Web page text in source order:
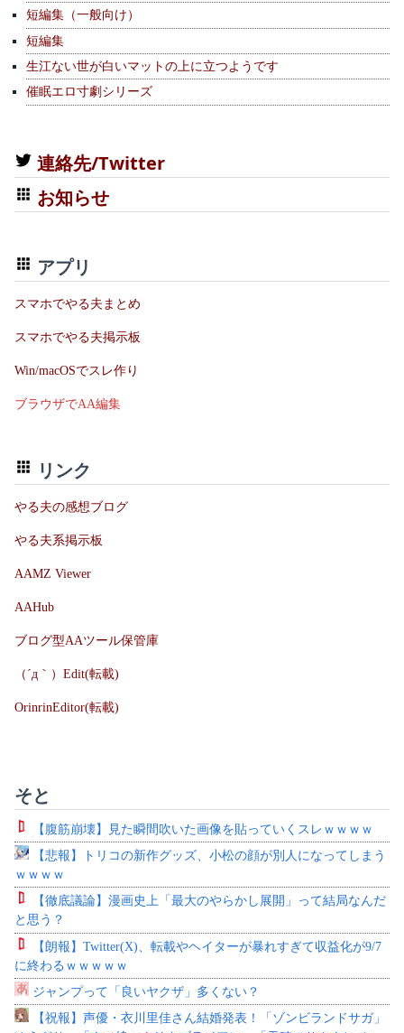
短編集（一般向け）
短編集
生江ない世が白いマットの上に立つようです
催眠エロ寸劇シリーズ
連絡先/Twitter
お知らせ
アプリ
スマホでやる夫まとめ
スマホでやる夫掲示板
Win/macOSでスレ作り
ブラウザでAA編集
リンク
やる夫の感想ブログ
やる夫系掲示板
AAMZ Viewer
AAHub
ブログ型AAツール保管庫
（´д｀）Edit(転載)
OrinrinEditor(転載)
そと
【腹筋崩壊】見た瞬間吹いた画像を貼っていくスレｗｗｗｗ
【悲報】トリコの新作グッズ、小松の顔が別人になってしまう
ｗｗｗｗ
【徹底議論】漫画史上「最大のやらかし展開」って結局なんだ
と思う？
【朗報】Twitter(X)、転載やヘイターが暴れすぎて収益化が9/7
に終わるｗｗｗｗｗ
ジャンプって「良いヤクザ」多くない？
【祝報】声優・衣川里佳さん結婚発表！「ゾンビランドサガ」